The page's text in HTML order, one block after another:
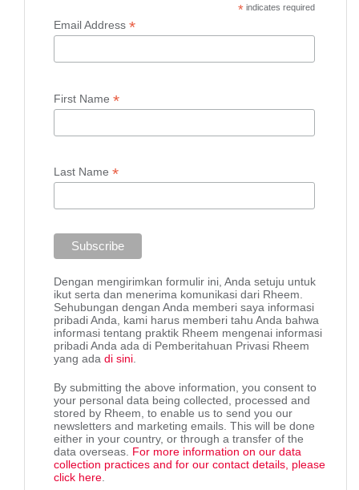
* indicates required
Email Address *
First Name *
Last Name *
Dengan mengirimkan formulir ini, Anda setuju untuk
ikut serta dan menerima komunikasi dari Rheem.
Sehubungan dengan Anda memberi saya informasi
pribadi Anda, kami harus memberi tahu Anda bahwa
informasi tentang praktik Rheem mengenai informasi
pribadi Anda ada di Pemberitahuan Privasi Rheem
yang ada di sini.
By submitting the above information, you consent to
your personal data being collected, processed and
stored by Rheem, to enable us to send you our
newsletters and marketing emails. This will be done
either in your country, or through a transfer of the
data overseas. For more information on our data
collection practices and for our contact details, please
click here.